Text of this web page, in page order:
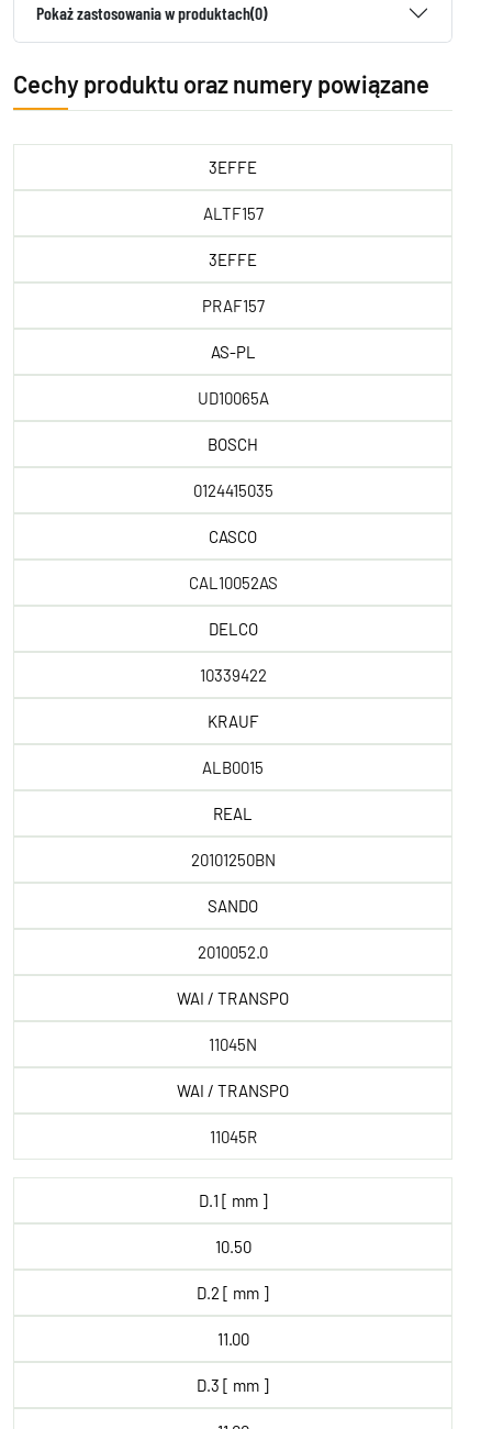
Pokaż zastosowania w produktach(0)
Cechy produktu oraz numery powiązane
3EFFE
ALTF157
3EFFE
PRAF157
AS-PL
UD10065A
BOSCH
0124415035
CASCO
CAL10052AS
DELCO
10339422
KRAUF
ALB0015
REAL
20101250BN
SANDO
2010052.0
WAI / TRANSPO
11045N
WAI / TRANSPO
11045R
D.1 [ mm ]
10.50
D.2 [ mm ]
11.00
D.3 [ mm ]